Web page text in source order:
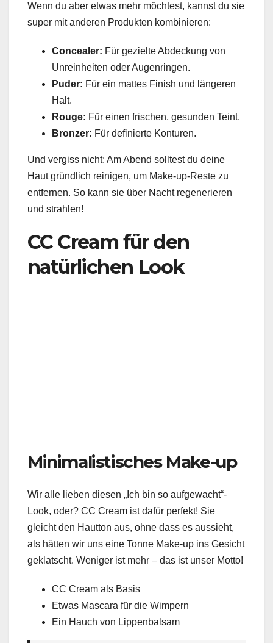
Wenn du aber etwas mehr möchtest, kannst du sie
super mit anderen Produkten kombinieren:
Concealer: Für gezielte Abdeckung von
Unreinheiten oder Augenringen.
Puder: Für ein mattes Finish und längeren
Halt.
Rouge: Für einen frischen, gesunden Teint.
Bronzer: Für definierte Konturen.
Und vergiss nicht: Am Abend solltest du deine
Haut gründlich reinigen, um Make-up-Reste zu
entfernen. So kann sie über Nacht regenerieren
und strahlen!
CC Cream für den
natürlichen Look
Minimalistisches Make-up
Wir alle lieben diesen „Ich bin so aufgewacht“-
Look, oder? CC Cream ist dafür perfekt! Sie
gleicht den Hautton aus, ohne dass es aussieht,
als hätten wir uns eine Tonne Make-up ins Gesicht
geklatscht. Weniger ist mehr – das ist unser Motto!
CC Cream als Basis
Etwas Mascara für die Wimpern
Ein Hauch von Lippenbalsam